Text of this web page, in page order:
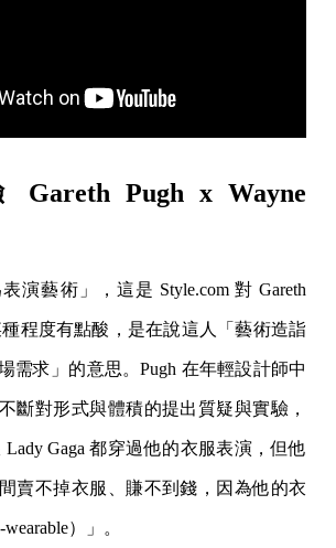
Pugh x Wayne
演藝術」，這是 Style.com 對 Gareth
種程度有點酸，是在說這人「藝術造詣
需求」的意思。Pugh 在年輕設計師中
斷對形式與體積的提出質疑與實驗，
Lady Gaga 都穿過他的衣服表演，但他
賣不掉衣服、賺不到錢，因為他的衣
）」。